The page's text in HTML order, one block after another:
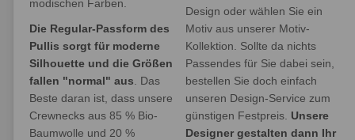
modischen Farben.
Die Regular-Passform des
Pullis sorgt für moderne
Silhouette und die Größen
fallen "normal" aus . Das
Beste daran ist, dass unsere
Crewnecks aus 85 % Bio-
Baumwolle und 20 %
Design oder wählen Sie ein
Motiv aus unserer Motiv-
Kollektion. Sollte da nichts
Passendes für Sie dabei sein,
bestellen Sie doch einfach
unseren Design-Service zum
günstigen Festpreis. Unsere
Designer gestalten dann Ihr